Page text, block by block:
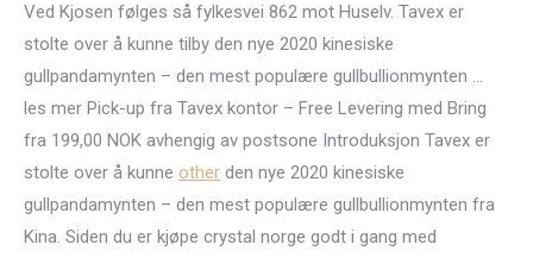
Ved Kjosen følges så fylkesvei 862 mot Huselv. Tavex er
stolte over å kunne tilby den nye 2020 kinesiske
gullpandamynten – den mest populære gullbullionmynten …
les mer Pick-up fra Tavex kontor – Free Levering med Bring
fra 199,00 NOK avhengig av postsone Introduksjon Tavex er
stolte over å kunne other den nye 2020 kinesiske
gullpandamynten – den mest populære gullbullionmynten fra
Kina. Siden du er kjøpe crystal norge godt i gang med